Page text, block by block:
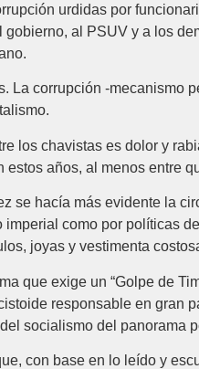
urdidas por
gobierno, al PSUV y a los
La corrupción -mecanismo
los chavistas es dolor y
estos años, al menos entre
se hacía más evidente la
imperial como por políticas
joyas y vestimenta
que exige un “Golpe de
responsable en gran
socialismo del panorama
con base en lo leído y